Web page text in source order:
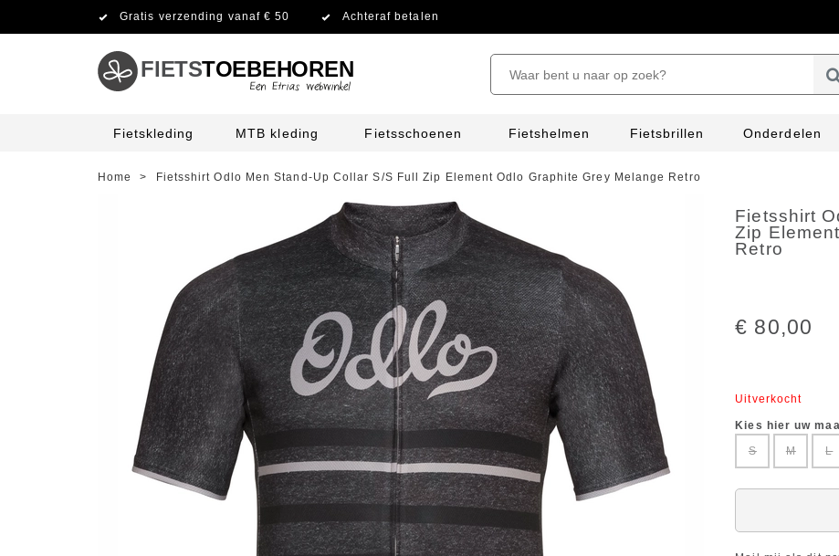
Gratis verzending vanaf € 50 Achteraf betalen
FIETSTOEBEHOREN
Fietskleding MTB kleding Fietsschoenen Fietshelmen Fietsbrillen Onderdelen
Home > Fietsshirt Odlo Men Stand-Up Collar S/S Full Zip Element Odlo Graphite Grey Melange Retro
Fietsshirt
Zip
Retro
€ 80,00
Uitverkocht
Kies hier uw
S
M L